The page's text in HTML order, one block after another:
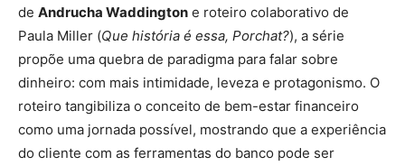
de Andrucha Waddington e roteiro colaborativo de
Paula Miller (Que história é essa, Porchat?), a série
propõe uma quebra de paradigma para falar sobre
dinheiro: com mais intimidade, leveza e protagonismo. O
roteiro tangibiliza o conceito de bem-estar financeiro
como uma jornada possível, mostrando que a experiência
do cliente com as ferramentas do banco pode ser